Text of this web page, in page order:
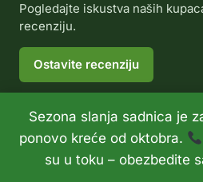
Sezona slanja sadnica je
ponovo kreće od oktobra.
su u toku – obezbedite
Pogledajte iskustva naših
recenziju.
Ostavite recenziju
© 2026 Rasadnik Voće Delux
Politika